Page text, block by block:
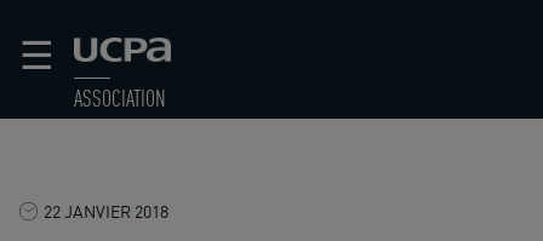
☰
ASSOCIATION
22 JANVIER 2018